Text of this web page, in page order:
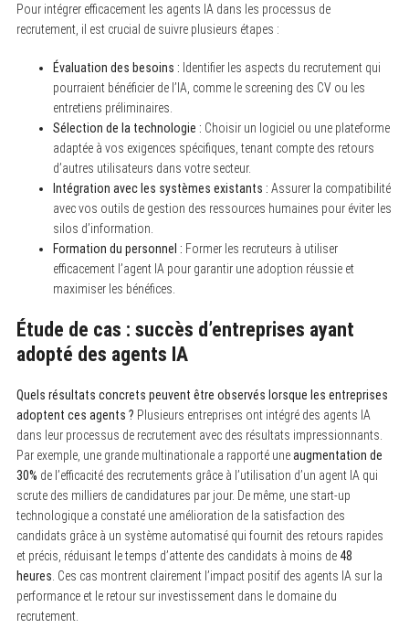
Pour intégrer efficacement les agents IA dans les processus de
recrutement, il est crucial de suivre plusieurs étapes :
Évaluation des besoins : Identifier les aspects du recrutement qui
pourraient bénéficier de l’IA, comme le screening des CV ou les
entretiens préliminaires.
Sélection de la technologie : Choisir un logiciel ou une plateforme
adaptée à vos exigences spécifiques, tenant compte des retours
d’autres utilisateurs dans votre secteur.
Intégration avec les systèmes existants : Assurer la compatibilité
avec vos outils de gestion des ressources humaines pour éviter les
silos d’information.
Formation du personnel : Former les recruteurs à utiliser
efficacement l’agent IA pour garantir une adoption réussie et
maximiser les bénéfices.
Étude de cas : succès d’entreprises ayant
adopté des agents IA
Quels résultats concrets peuvent être observés lorsque les entreprises
adoptent ces agents ? Plusieurs entreprises ont intégré des agents IA
dans leur processus de recrutement avec des résultats impressionnants.
Par exemple, une grande multinationale a rapporté uneaugmentation de
30% de l’efficacité des recrutements grâce à l’utilisation d’un agent IA qui
scrute des milliers de candidatures par jour. De même, une start-up
technologique a constaté une amélioration de la satisfaction des
candidats grâce à un système automatisé qui fournit des retours rapides
et précis, réduisant le temps d’attente des candidats à moins de 48
heures . Ces cas montrent clairement l’impact positif des agents IA sur la
performance et le retour sur investissement dans le domaine du
recrutement.
S
r
c
f
o
r